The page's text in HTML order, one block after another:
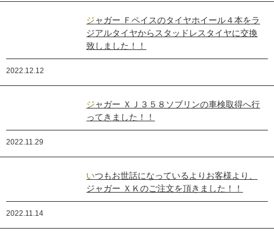
ジャガー Ｆペイスのタイヤホイール４本をラ
ジアルタイヤからスタッドレスタイヤに交換
致しました！！
2022.12.12
ジャガー ＸＪ３５８ソブリンの車検取得へ行
ってきました！！
2022.11.29
いつもお世話になっているよりお客様より、
ジャガー ＸＫのご注文を頂きました！！
2022.11.14